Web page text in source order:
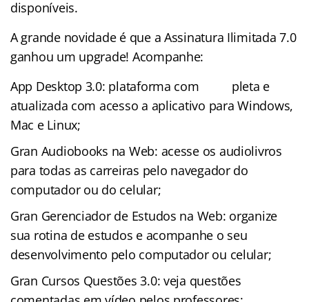
disponíveis.
A grande novidade é que a Assinatura Ilimitada 7.0
ganhou um upgrade! Acompanhe:
App Desktop 3.0: plataforma com pleta e
atualizada com acesso a aplicativo para Windows,
Mac e Linux;
Gran Audiobooks na Web: acesse os audiolivros
para todas as carreiras pelo navegador do
computador ou do celular;
Gran Gerenciador de Estudos na Web: organize
sua rotina de estudos e acompanhe o seu
desenvolvimento pelo computador ou celular;
Gran Cursos Questões 3.0: veja questões